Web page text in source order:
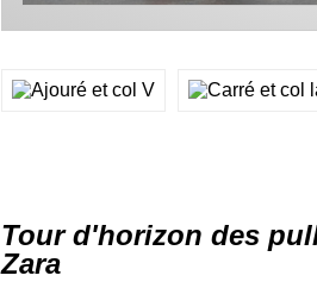
Tour d'horizon des
Zara